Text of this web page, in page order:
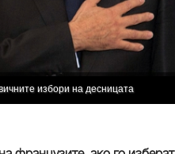
избори на десницата